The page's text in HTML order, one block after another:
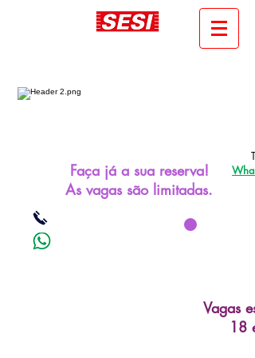
Faça já a sua reserva!
As vagas são limitadas.
Vagas
18